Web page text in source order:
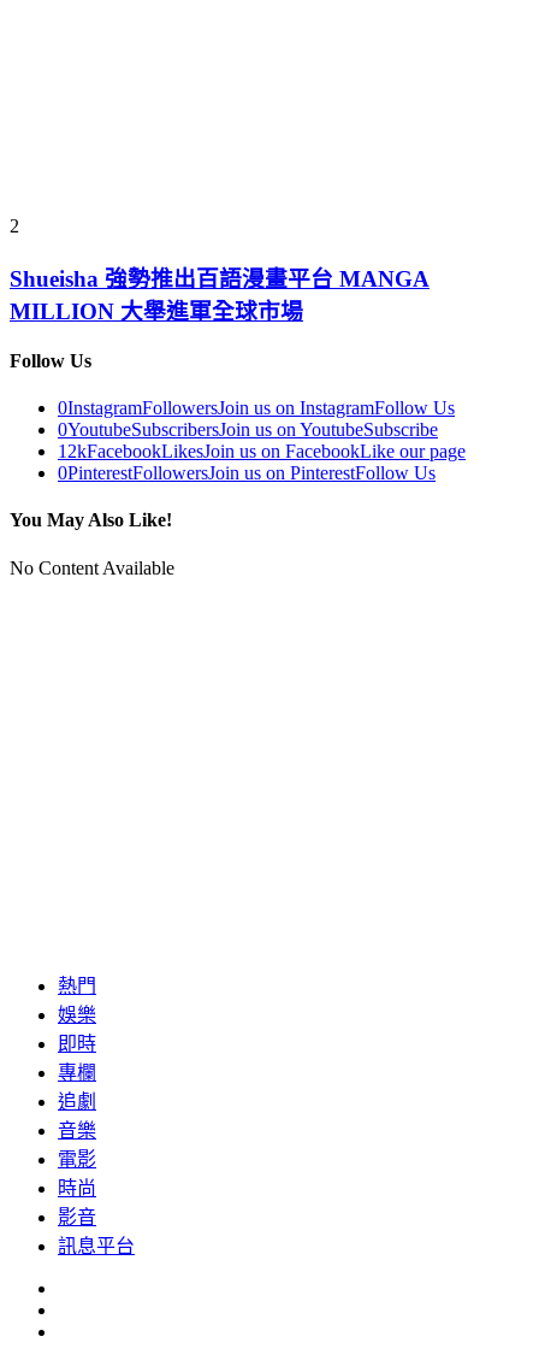
2
Shueisha 強勢推出百語漫畫平台 MANGA
MILLION 大舉進軍全球市場
Follow Us
0InstagramFollowersJoin us on InstagramFollow Us
0YoutubeSubscribersJoin us on YoutubeSubscribe
12kFacebookLikesJoin us on FacebookLike our page
0PinterestFollowersJoin us on PinterestFollow Us
You May Also Like!
No Content Available
熱門
娛樂
即時
專欄
追劇
音樂
電影
時尚
影音
訊息平台